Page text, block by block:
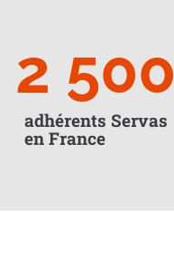
adhérents Servas
en France
2 500